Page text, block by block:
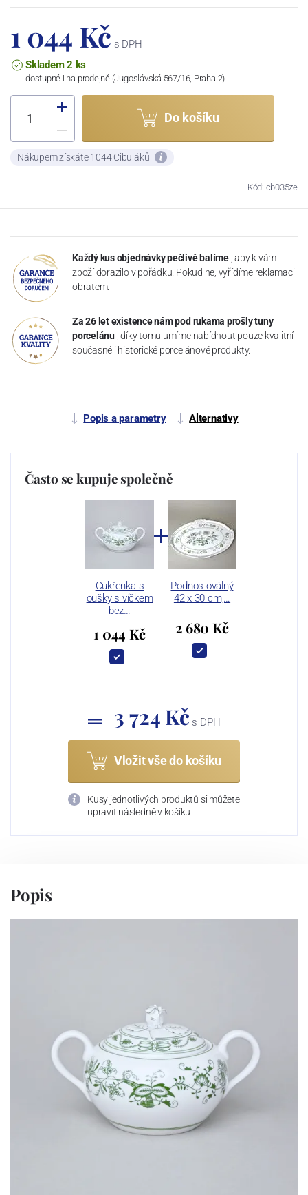
1 044 Kč s DPH
Skladem 2 ks
dostupné i na prodejně (Jugoslávská 567/16, Praha 2)
Do košíku
Nákupem získáte 1044 Cibuláků
Kód: cb035ze
Každý kus objednávky pečlivě balíme , aby k vám
zboží dorazilo v pořádku. Pokud ne, vyřídíme reklamaci
obratem.
Za 26 let existence nám pod rukama prošly tuny
porcelánu , díky tomu umíme nabídnout pouze kvalitní
současné i historické porcelánové produkty.
Popis a parametry Alternativy
Často se kupuje společně
Cukřenka s
oušky s víčkem
bez…
1 044 Kč
Podnos oválný
42 x 30 cm,…
2 680 Kč
3 724 Kč s DPH
Vložit vše do košíku
Kusy jednotlivých produktů si můžete
upravit následně v košíku
Popis